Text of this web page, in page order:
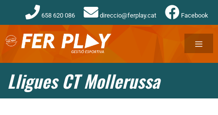
658 620 086 direccio@ferplay.cat Facebook
Lligues CT Mollerussa